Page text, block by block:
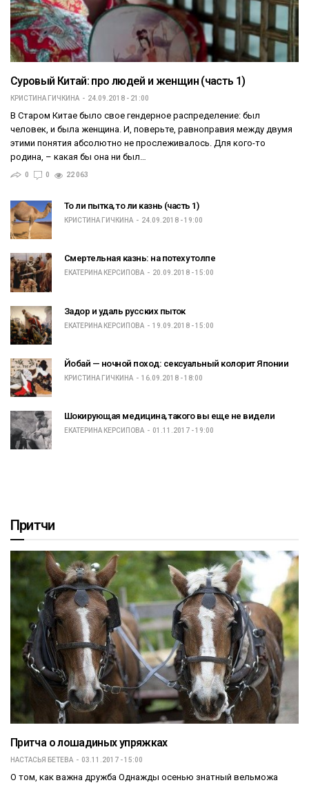
Суровый Китай: про людей и женщин (часть 1)
КРИСТИНА ГИЧКИНА 24.09.2018 - 21:00
В Старом Китае было свое гендерное распределение: был
человек, и была женщина. И, поверьте, равноправия между двумя
этими понятия абсолютно не прослеживалось. Для кого-то
родина, – какая бы она ни был…
0 0 22 063
То ли пытка, то ли казнь (часть 1)
КРИСТИНА ГИЧКИНА 24.09.2018 - 19:00
Смертельная казнь: на потеху толпе
ЕКАТЕРИНА КЕРСИПОВА 20.09.2018 - 15:00
Задор и удаль русских пыток
ЕКАТЕРИНА КЕРСИПОВА 19.09.2018 - 15:00
Йобай — ночной поход: сексуальный колорит Японии
КРИСТИНА ГИЧКИНА 16.09.2018 - 18:00
Шокирующая медицина, такого вы еще не видели
ЕКАТЕРИНА КЕРСИПОВА 01.11.2017 - 19:00
Притчи
Притча о лошадиных упряжках
НАСТАСЬЯ БЕТЕВА 03.11.2017 - 15:00
О том, как важна дружба Однажды осенью знатный вельможа